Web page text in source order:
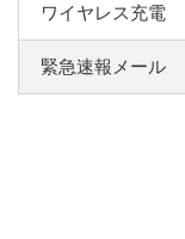
ワイヤレス充電
緊急速報メール